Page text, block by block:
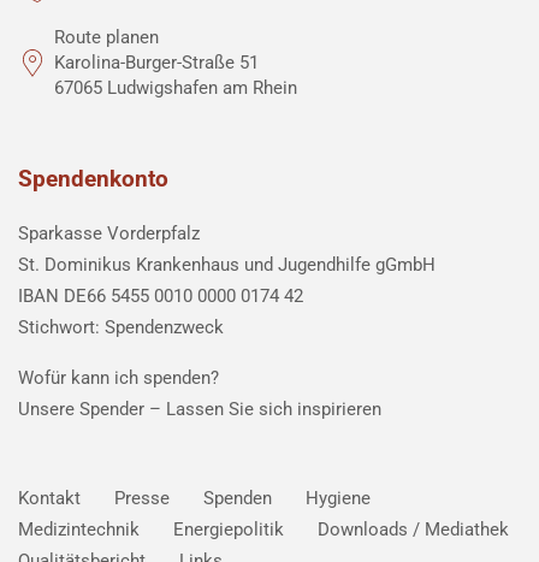
Route planen
Karolina-Burger-Straße 51
67065 Ludwigshafen am Rhein
Spendenkonto
Sparkasse Vorderpfalz
St. Dominikus Krankenhaus und Jugendhilfe gGmbH
IBAN DE66 5455 0010 0000 0174 42
Stichwort: Spendenzweck
Wofür kann ich spenden?
Unsere Spender – Lassen Sie sich inspirieren
Kontakt Presse Spenden
Hygiene
Medizintechnik
Energiepolitik
Downloads / Mediathek